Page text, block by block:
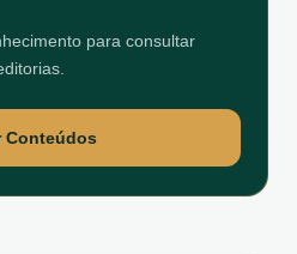
para consultar
Conteúdos